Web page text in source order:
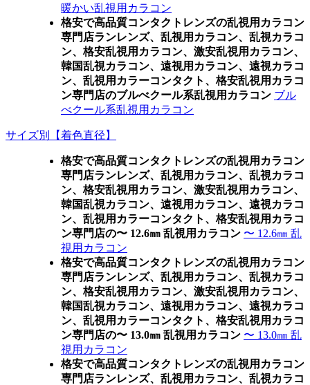
暖かい乱視用カラコン
格安で高品質コンタクトレンズの乱視用カラコン
専門店ランレンズ、乱視用カラコン、乱視カラコ
ン、格安乱視用カラコン、激安乱視用カラコン、
韓国乱視カラコン、遠視用カラコン、遠視カラコ
ン、乱視用カラーコンタクト、格安乱視用カラコ
ン専門店のブルべクール系乱視用カラコン ブル
べクール系乱視用カラコン
サイズ別【着色直径】
格安で高品質コンタクトレンズの乱視用カラコン
専門店ランレンズ、乱視用カラコン、乱視カラコ
ン、格安乱視用カラコン、激安乱視用カラコン、
韓国乱視カラコン、遠視用カラコン、遠視カラコ
ン、乱視用カラーコンタクト、格安乱視用カラコ
ン専門店の〜 12.6㎜ 乱視用カラコン 〜 12.6㎜ 乱
視用カラコン
格安で高品質コンタクトレンズの乱視用カラコン
専門店ランレンズ、乱視用カラコン、乱視カラコ
ン、格安乱視用カラコン、激安乱視用カラコン、
韓国乱視カラコン、遠視用カラコン、遠視カラコ
ン、乱視用カラーコンタクト、格安乱視用カラコ
ン専門店の〜 13.0㎜ 乱視用カラコン 〜 13.0㎜ 乱
視用カラコン
格安で高品質コンタクトレンズの乱視用カラコン
専門店ランレンズ、乱視用カラコン、乱視カラコ